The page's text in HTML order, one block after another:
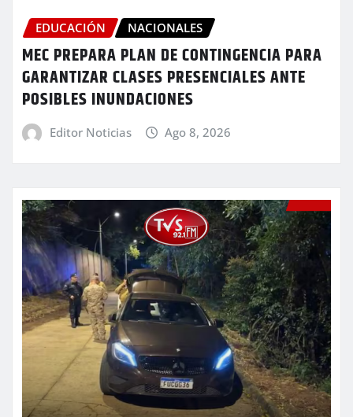
EDUCACIÓN NACIONALES
MEC PREPARA PLAN DE CONTINGENCIA PARA
GARANTIZAR CLASES PRESENCIALES ANTE
POSIBLES INUNDACIONES
Editor Noticias Ago 8, 2026